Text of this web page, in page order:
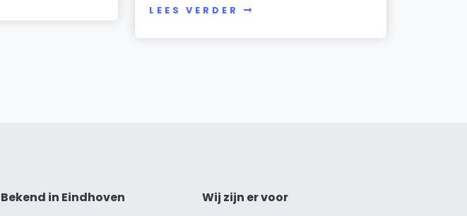
LEES VERDER
Bekend in Eindhoven
Wij zijn er voor